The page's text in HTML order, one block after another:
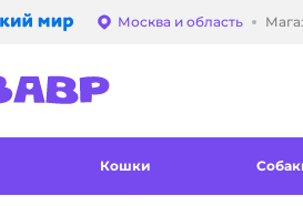
Выбор адреса
Москва и область
Кошки